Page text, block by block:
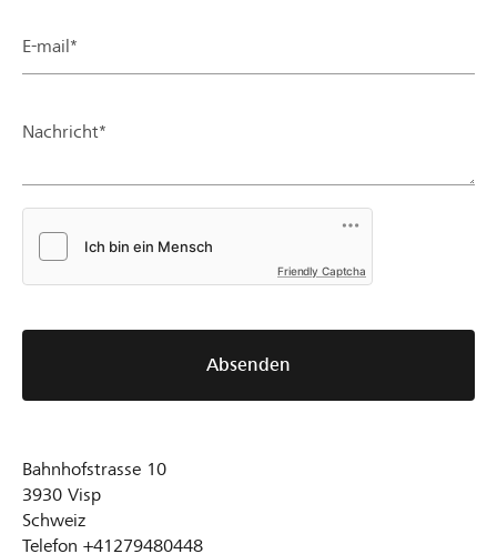
E-mail*
Nachricht*
Friendly Captcha
Absenden
Bahnhofstrasse 10
3930 Visp
Schweiz
Telefon +41279480448